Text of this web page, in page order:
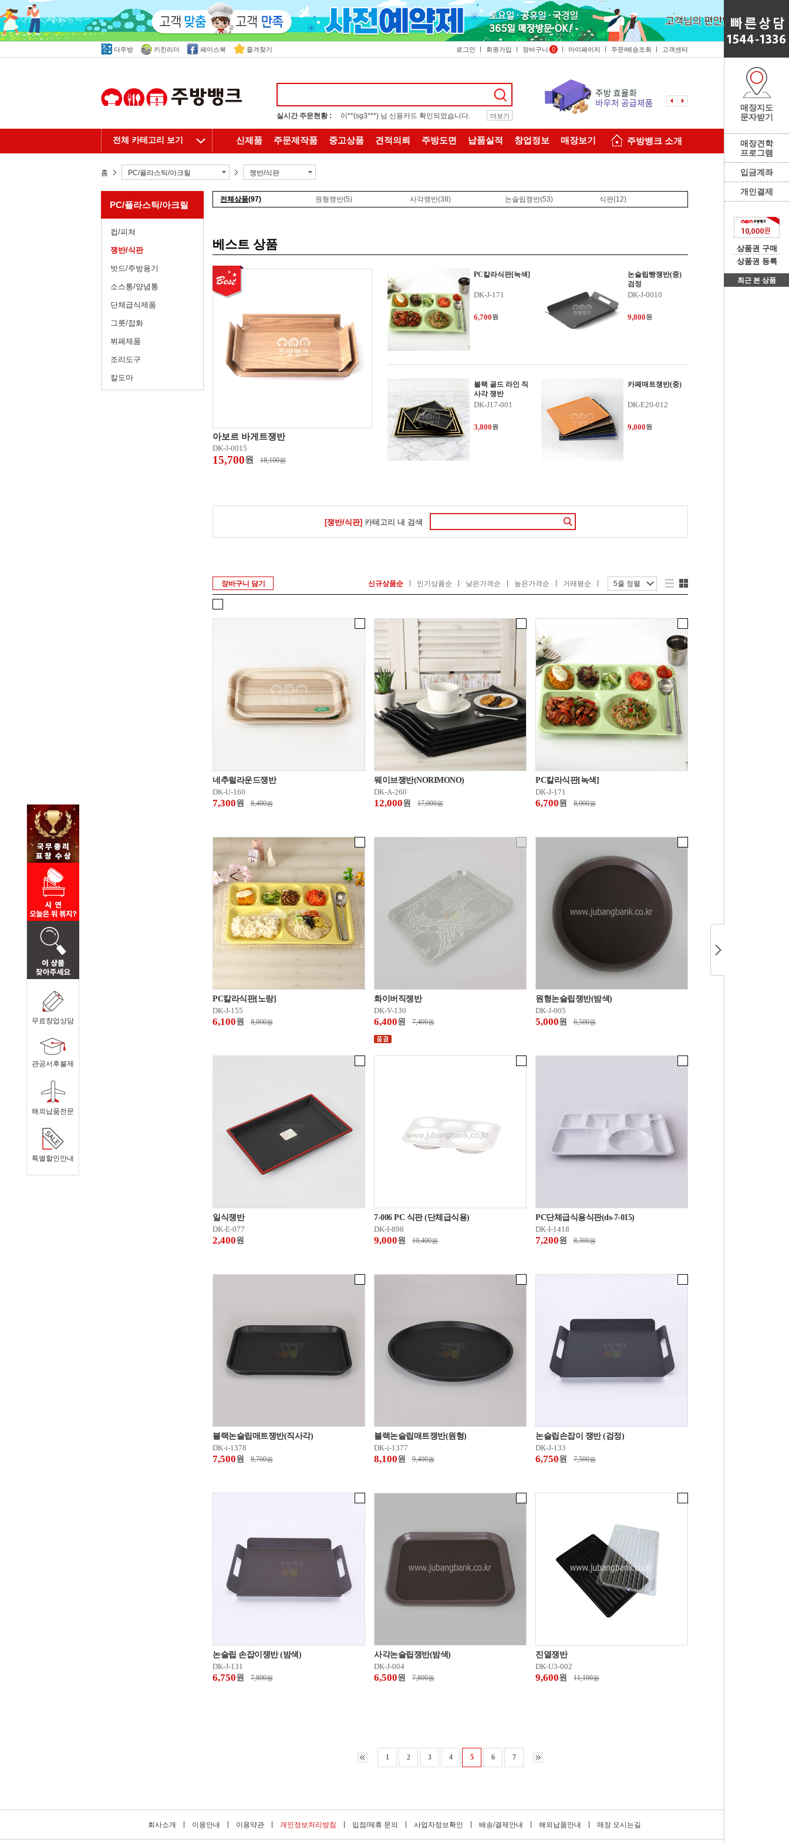
다주방 키친리더 페이스북 즐겨찾기 로그인 회원가입 장바구니 0 마이페이지 주문/배송조회 고객센터
실시간 주문현황 : 이**(sg3***) 님 신용카드 확인되었습니다. 더보기
신제품 주문제작품 중고상품 견적의뢰 주방도면 납품실적 창업정보 매장보기 주방뱅크 소개
전체 카테고리 보기
홈 PC/플라스틱/아크릴 쟁반/식판
PC/플라스틱/아크릴
컵/피쳐
쟁반/식판
밧드/주방용기
소스통/양념통
단체급식제품
그릇/잡화
뷔페제품
조리도구
칼도마
전체상품(97) 원형쟁반(5) 사각쟁반(38) 논슬립쟁반(53) 식판(12)
베스트 상품
아보르 바게트쟁반
DK-J-0015
15,700원 18,100원
PC칼라식판[녹색]
DK-J-171
6,700원
논슬립빵쟁반(중)
검정
DK-J-0010
9,800원
블랙 골드 라인 직
사각 쟁반
DK-J17-001
3,800원
카페매트쟁반(중)
DK-E20-012
9,000원
[쟁반/식판] 카테고리 내 검색
장바구니 담기 신규상품순 인기상품순 낮은가격순 높은가격순 거래평순 5줄 정렬
네추럴라운드쟁반
DK-U-160
7,300원 8,400원
웨이브쟁반(NORIMONO)
DK-A-260
12,000원 17,000원
PC칼라식판[녹색]
DK-J-171
6,700원 8,000원
PC칼라식판[노랑]
DK-J-155
6,100원 8,000원
화이버직쟁반
DK-V-130
6,400원 7,400원
원형논슬립쟁반(밤색)
DK-J-005
5,000원 6,500원
일식쟁반
DK-E-077
2,400원
7-006 PC 식판 (단체급식용)
DK-I-898
9,000원 10,400원
PC단체급식용식판(ds-7-015)
DK-I-1418
7,200원 8,300원
블랙논슬립매트쟁반(직사각)
DK-i-1378
7,500원 8,700원
블랙논슬립매트쟁반(원형)
DK-i-1377
8,100원 9,400원
논슬립손잡이 쟁반 (검정)
DK-J-133
6,750원 7,500원
논슬립 손잡이쟁반 (밤색)
DK-J-131
6,750원 7,800원
사각논슬립쟁반(밤색)
DK-J-004
6,500원 7,800원
진열쟁반
DK-U3-002
9,600원 11,100원
1 2 3 4 5 6 7
회사소개 이용안내 이용약관 개인정보처리방침 입점/제휴 문의 사업자정보확인 배송/결제안내 해외납품안내 매장 오시는길
무료창업상담
관공서후불제
해외납품전문
특별할인안내
매장지도
문자받기
매장견학
프로그램
입금계좌
개인결제
상품권 구매
상품권 등록
최근 본 상품